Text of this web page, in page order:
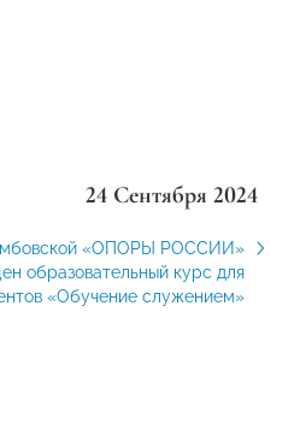
24 Сентября 2024
«ОПОРЫ РОССИИ»
образовательный курс для
«Обучение служением»